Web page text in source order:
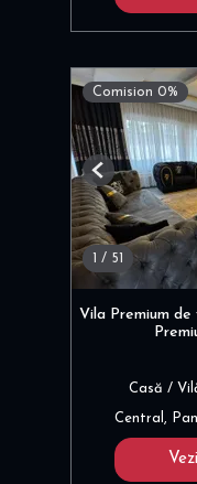
Comision 0%
1 / 51
Previous
Vila Premium de
Casă /
Central,